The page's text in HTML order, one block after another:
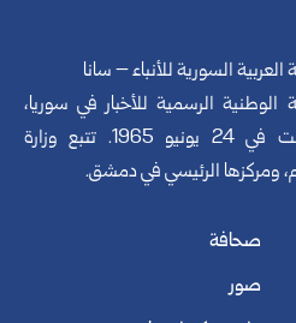
العربية السورية للأنباء – سانا
الوطنية الرسمية للأخبار في سوريا،
تأسست في 24 يونيو 1965. تتبع وزارة
ومركزها الرئيسي في دمشق.
صحافة
صور